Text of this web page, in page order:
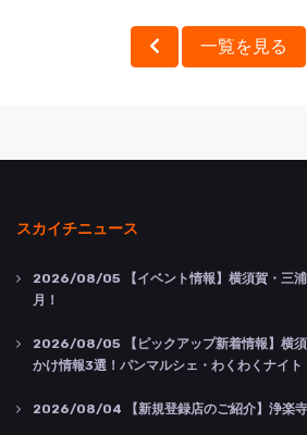
一覧を見る
スカイチニュース
2026/08/05 【イベント情報】横須賀・三
月！
2026/08/05 【ピックアップ新着情報】横
かけ情報3選！パンマルシェ・わくわくナイト
2026/08/04 【新規登録店のご紹介】浄楽寺